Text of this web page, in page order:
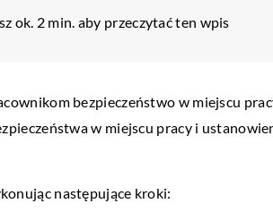
ok. 2 min. aby przeczytać ten wpis
bezpieczeństwo w miejscu
w miejscu pracy i
następujące kroki: